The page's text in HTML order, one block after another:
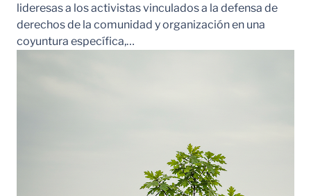
lideresas a los activistas vinculados a la defensa de
derechos de la comunidad y organización en una
coyuntura específica,…